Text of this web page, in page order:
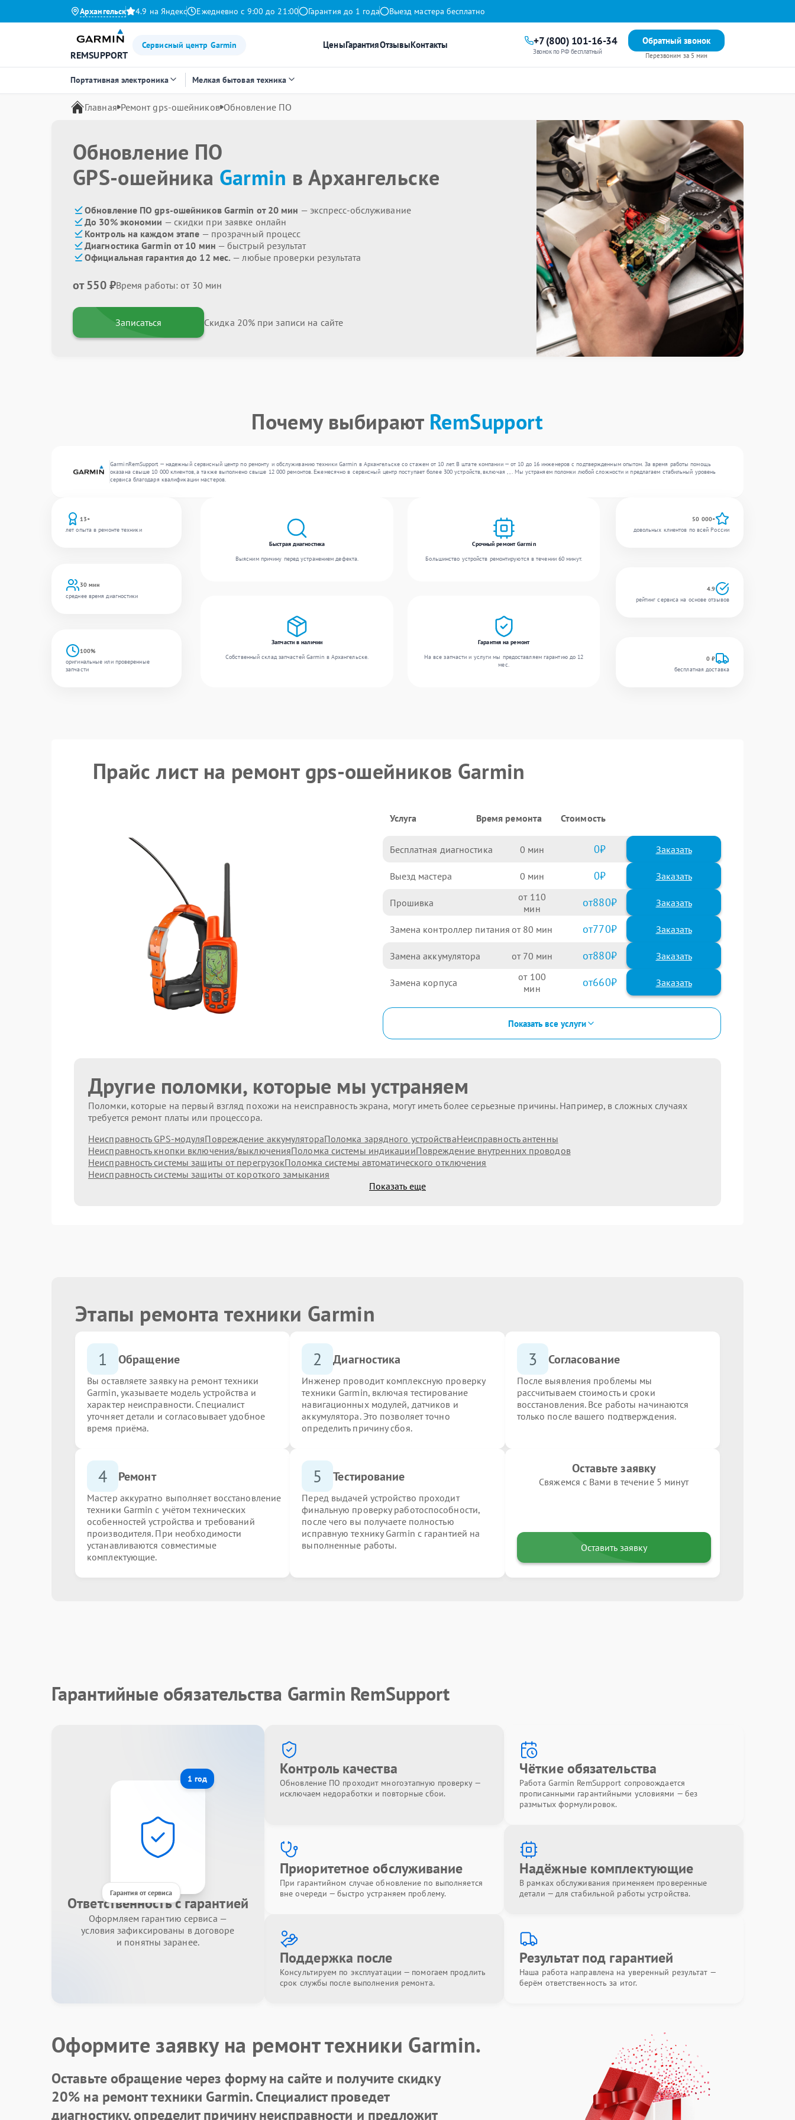
Архангельск 4.9 на Яндекс Ежедневно с 9:00 до 21:00 Гарантия до 1 года Выезд мастера бесплатно
REMSUPPORT
Сервисный центр Garmin ЦеныГарантияОтзывыКонтакты +7 (800) 101-16-34
Звонок по РФ бесплатный
Обратный звонок
Перезвоним за 5 мин
Портативная электроника Мелкая бытовая техника
Главная Ремонт gps-ошейников Обновление ПО
Обновление ПО
GPS-ошейника Garmin в Архангельске
Обновление ПО gps-ошейников Garmin от 20 мин — экспресс-обслуживание
До 30% экономии — скидки при заявке онлайн
Контроль на каждом этапе — прозрачный процесс
Диагностика Garmin от 10 мин — быстрый результат
Официальная гарантия до 12 мес. — любые проверки результата
от 550 ₽Время работы: от 30 мин
Записаться Скидка 20% при записи на сайте
Почему выбирают RemSupport
GarminRemSupport — надежный сервисный центр по ремонту и обслуживанию техники Garmin в Архангельске со стажем от 10 лет. В штате компании — от 10 до 16 инженеров с подтвержденным опытом. За время работы помощь
оказана свыше 10 000 клиентов, а также выполнено свыше 12 000 ремонтов. Ежемесячно в сервисный центр поступает более 300 устройств, включая , , . Мы устраняем поломки любой сложности и предлагаем стабильный уровень
сервиса благодаря квалификации мастеров.
13+
лет опыта в ремонте техники
30 мин
среднее время диагностики
100%
оригинальные или проверенные
запчасти
Быстрая диагностика
Выясним причину перед устранением дефекта.
Срочный ремонт Garmin
Большинство устройств ремонтируются в течении 60 минут.
Запчасти в наличии
Собственный склад запчастей Garmin в Архангельске.
Гарантия на ремонт
На все запчасти и услуги мы предоставляем гарантию до 12
мес.
50 000+
довольных клиентов по всей России
4.9
рейтинг сервиса на основе отзывов
0 ₽
бесплатная доставка
Прайс лист на ремонт gps-ошейников Garmin
Услуга Время ремонта Стоимость
Бесплатная диагностика 0 0 Заказать
Выезд мастера 0 0 Заказать
Прошивка 110 880
Замена контроллер питания 80 770
Замена аккумулятора 70 880
Замена корпуса 100 660
Показать все услуги
Другие поломки, которые мы устраняем
Поломки, которые на первый взгляд похожи на неисправность экрана, могут иметь более серьезные причины. Например, в сложных случаях
требуется ремонт платы или процессора.
Неисправность GPS-модуляПовреждение аккумулятораПоломка зарядного устройстваНеисправность антенны
Неисправность кнопки включения/выключенияПоломка системы индикацииПовреждение внутренних проводов
Неисправность системы защиты от перегрузокПоломка системы автоматического отключения
Неисправность системы защиты от короткого замыкания
Показать еще
Этапы ремонта техники Garmin
1 Обращение
Вы оставляете заявку на ремонт техники
Garmin, указываете модель устройства и
характер неисправности. Специалист
уточняет детали и согласовывает удобное
время приёма.
2 Диагностика
Инженер проводит комплексную проверку
техники Garmin, включая тестирование
навигационных модулей, датчиков и
аккумулятора. Это позволяет точно
определить причину сбоя.
3 Согласование
После выявления проблемы мы
рассчитываем стоимость и сроки
восстановления. Все работы начинаются
только после вашего подтверждения.
4 Ремонт
Мастер аккуратно выполняет восстановление
техники Garmin с учётом технических
особенностей устройства и требований
производителя. При необходимости
устанавливаются совместимые
комплектующие.
5 Тестирование
Перед выдачей устройство проходит
финальную проверку работоспособности,
после чего вы получаете полностью
исправную технику Garmin с гарантией на
выполненные работы.
Оставьте заявку
Свяжемся с Вами в течение 5 минут
Оставить заявку
Гарантийные обязательства Garmin RemSupport
1 год
Гарантия от сервиса
Ответственность с гарантией
Оформляем гарантию сервиса —
условия зафиксированы в договоре
и понятны заранее.
Контроль качества
Обновление ПО проходит многоэтапную проверку —
исключаем недоработки и повторные сбои.
Чёткие обязательства
Работа Garmin RemSupport сопровождается
прописанными гарантийными условиями — без
размытых формулировок.
Приоритетное обслуживание
При гарантийном случае обновление по выполняется
вне очереди — быстро устраняем проблему.
Надёжные комплектующие
В рамках обслуживания применяем проверенные
детали — для стабильной работы устройства.
Поддержка после
Консультируем по эксплуатации — помогаем продлить
срок службы после выполнения ремонта.
Результат под гарантией
Наша работа направлена на уверенный результат —
берём ответственность за итог.
Оформите заявку на ремонт техники Garmin.
Оставьте обращение через форму на сайте и получите скидку
20% на ремонт техники Garmin. Специалист проведет
диагностику, определит причину неисправности и предложит